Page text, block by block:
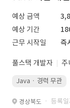
예상 금액
예상 기간
근무 시작일
즉
풀스택 개발자 주
Java · 경력 무관
경상북도 · 등록